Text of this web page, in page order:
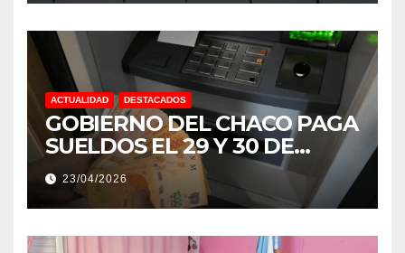
ACTUALIDAD DESTACADOS
GOBIERNO DEL CHACO PAGA
SUELDOS EL 29 Y 30 DE
ABRIL, CON EL 2% DE
AUMENTO
23/04/2026